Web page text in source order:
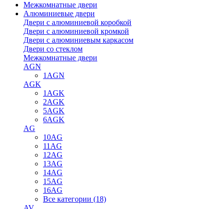
Межкомнатные двери
Алюминиевые двери
Двери с алюминиевой коробкой
Двери с алюминиевой кромкой
Двери с алюминиевым каркасом
Двери со стеклом
Межкомнатные двери
AGN
1AGN
AGK
1AGK
2AGK
5AGK
6AGK
AG
10AG
11AG
12AG
13AG
14AG
15AG
16AG
Все категории (18)